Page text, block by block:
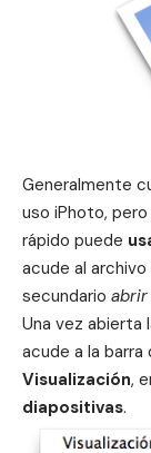
Generalmente
uso iPhoto,
rápido puede
acude al
secundario
Una vez abierta
acude a la
Visualización,
diapositivas.